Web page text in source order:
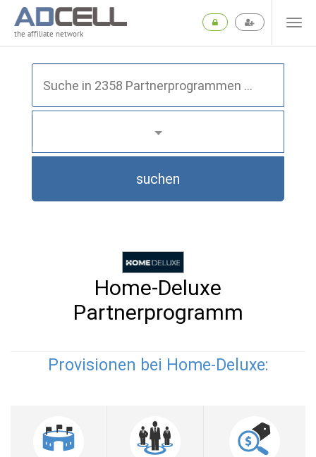
the affiliate network
suchen
Home-Deluxe
Partnerprogramm
Provisionen bei Home-Deluxe: